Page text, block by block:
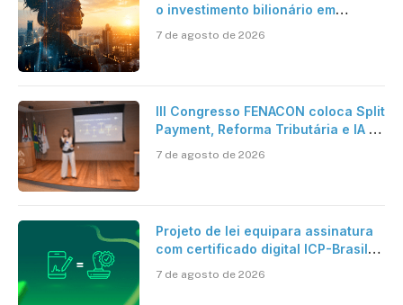
o investimento bilionário em
verdadeira era da inteligência
7 de agosto de 2026
III Congresso FENACON coloca Split
Payment, Reforma Tributária e IA no
7 de agosto de 2026
Projeto de lei equipara assinatura
com certificado digital ICP-Brasil
cartório
7 de agosto de 2026